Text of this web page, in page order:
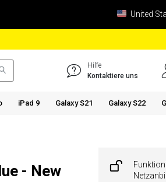
United
Hilfe
Kontaktiere uns
iPad 9 Galaxy S21 Galaxy S22
- New